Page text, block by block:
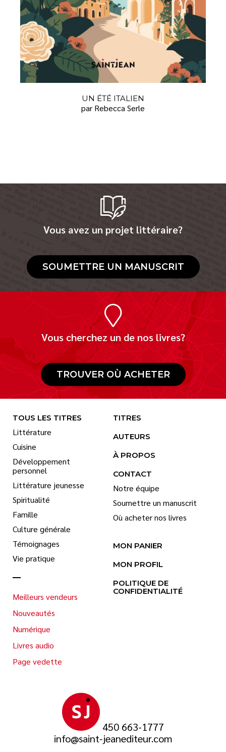
UN ÉTÉ ITALIEN
par Rebecca Serle
Vous avez un projet littéraire?
SOUMETTRE UN MANUSCRIT
Vous cherchez un de nos livres?
TROUVER OÙ ACHETER
450 663-1777
info@saint-jeanediteur.com
TOUS LES TITRES
Littérature
Cuisine
Développement
personnel
Littérature jeunesse
Spiritualité
Famille
Culture générale
Témoignages
Vie pratique
Meilleurs vendeurs
Nouveautés
Numérique
Livres audio
Page vedette
TITRES
AUTEURS
À PROPOS
CONTACT
Notre équipe
Soumettre un manuscrit
Où acheter nos livres
MON PANIER
MON PROFIL
POLITIQUE DE
CONFIDENTIALITÉ